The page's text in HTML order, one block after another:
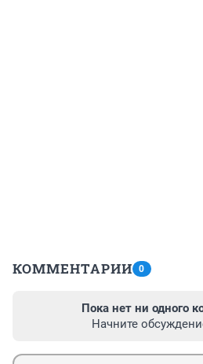
КОММЕНТАРИИ 0
Пока нет ни одного
Начните